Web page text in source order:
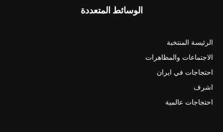
الوسائط المتعددة
الرئيسة المنتخبة
الاجتماعات والمظاهرات
احتجاجات في ايران
اشرف
احتجاجات عالمية